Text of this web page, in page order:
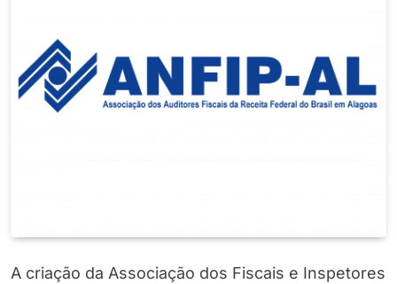
A criação da Associação dos Fiscais e Inspetores